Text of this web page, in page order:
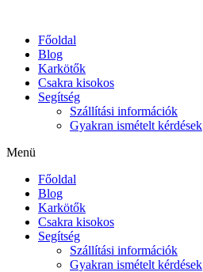
contentFőoldal
Blog
Karkötők
Csakra kisokos
Segítség
Szállítási információk
Gyakran ismételt kérdések
Menü
Főoldal
Blog
Karkötők
Csakra kisokos
Segítség
Szállítási információk
Gyakran ismételt kérdések